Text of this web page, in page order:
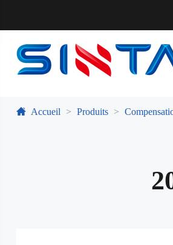
Accueil Produits